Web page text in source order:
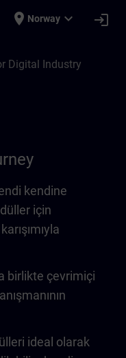
place Norway expand_more login
Digital Industry
kendine
için
birlikte çevrimiçi
ideal olarak